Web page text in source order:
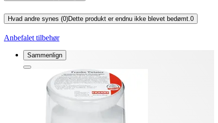
Hvad andre synes (0)Dette produkt er endnu ikke blevet bedømt. 0
Anbefalet tilbehør
Sammenlign